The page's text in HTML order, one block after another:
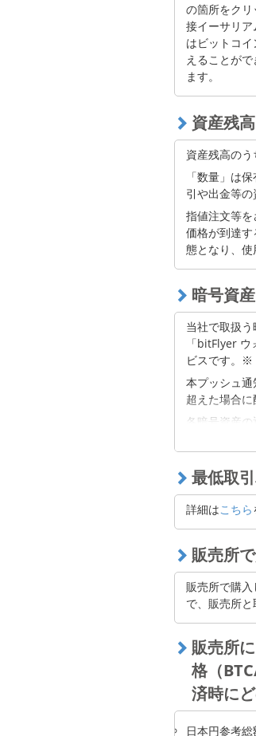
アバランチ
レンダート
ドージコイ
マスクネッ
ジパングコ
ジパングコ
ポリゴンエ
ン
ペペ
スカイ
ソラナ
※最小買取単
じた金額の
ただく必要が
最⼩・最
取引所
取扱通貨ペ
BTC/JPY
ELF/JPY
取扱通貨ペ
BTC/JPY
ELF/JPY
ETH/BTC
の箇所をク
接イーサリ
はビットコ
えることが
ます。
資産残
資産残高のう
「数量」は
引や出金等の
指値注文等
価格が到達
態となり、使
暗号資
当社で取扱
「bitFlyer
ビスです。※
本プッシュ
超えた場合に
各暗号資産
から事前に
す。
※リアルタイ
率はプッシ
可能性があり
※本サービス
り、特定の
※プッシュ通
最低取
詳細はこちら
販売所
販売所で購
で、販売所と
販売所
格（
済時に
日本円参考